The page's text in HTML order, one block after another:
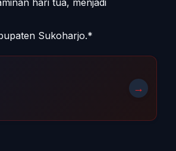
hari tua, menjadi
Sukoharjo.*
→